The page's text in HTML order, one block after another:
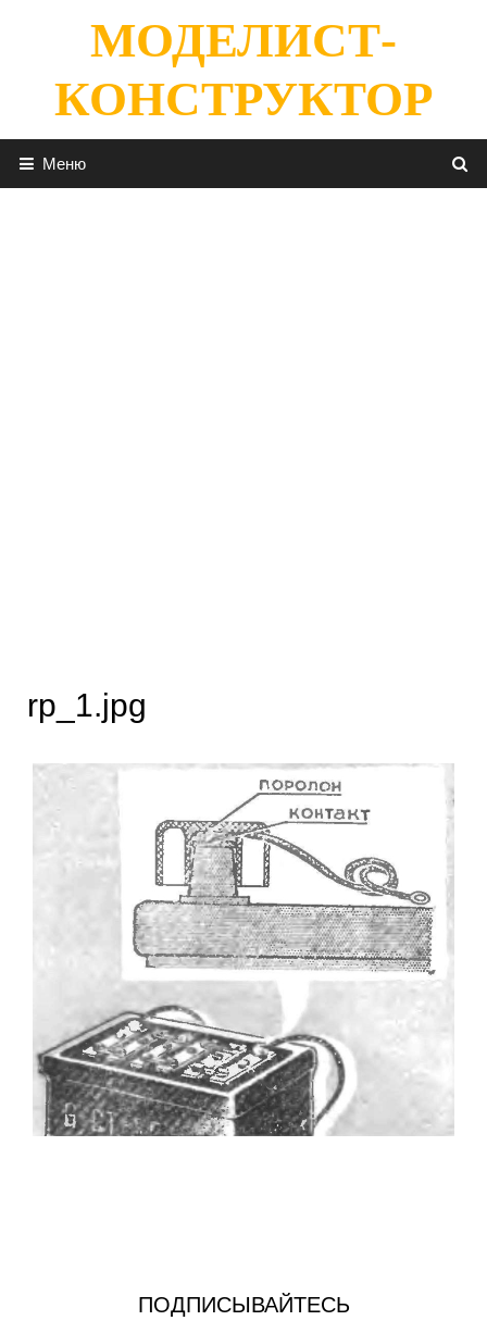
содержимомуМОДЕЛИСТ-
КОНСТРУКТОР
Меню
rp_1.jpg
ПОДПИСЫВАЙТЕСЬ